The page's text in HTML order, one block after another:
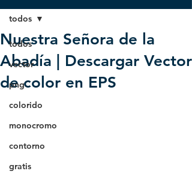
todos
vector
png
colorido
monocromo
contorno
gratis
todos
Nuestra Señora de la
Abadía | Descargar Vector
de color en EPS